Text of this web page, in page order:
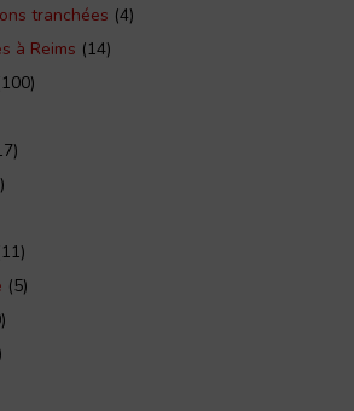
tranchées (4)
à Reims (14)
(5)